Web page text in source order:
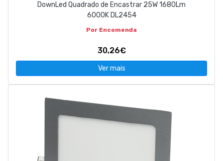
DownLed Quadrado de Encastrar 25W 1680Lm
6000K DL2454
Por Encomenda
30,26€
Ver mais